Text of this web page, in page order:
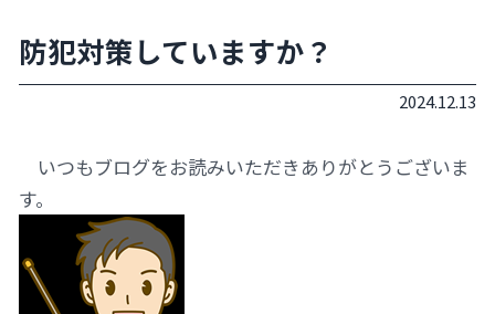
防犯対策していますか？
2024.12.13
いつもブログをお読みいただきありがとうございま
す。